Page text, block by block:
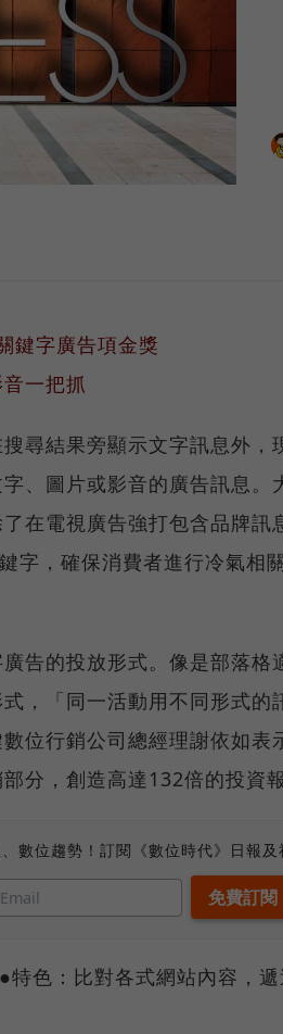
鍵字廣告項金獎
一把抓
尋結果旁顯示文字訊息外，
、圖片或影音的廣告訊息。
在電視廣告強打包含品牌訊
字，確保消費者進行冷氣相
告的投放形式。像是部落格
，「同一活動用不同形式的
位行銷公司總經理謝依如表
分，創造高達132倍的投資報
數位趨勢！訂閱《數位時代》日報及
色：比對各式網站內容，